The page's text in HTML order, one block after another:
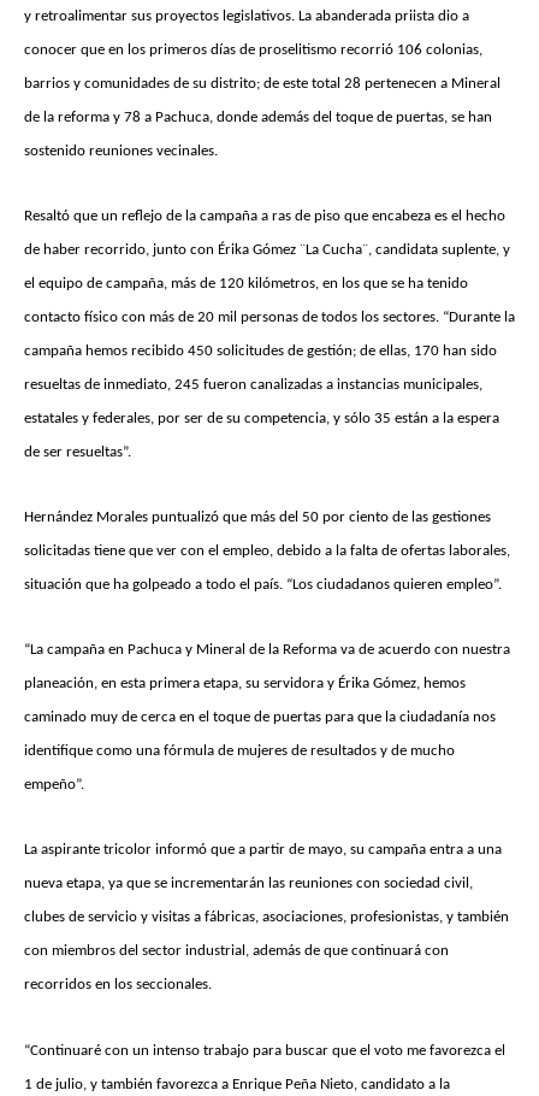
y retroalimentar sus proyectos legislativos. La abanderada priista dio a
conocer que en los primeros días de proselitismo recorrió 106 colonias,
barrios y comunidades de su distrito; de este total 28 pertenecen a Mineral
de la reforma y 78 a Pachuca, donde además del toque de puertas, se han
sostenido reuniones vecinales.
Resaltó que un reflejo de la campaña a ras de piso que encabeza es el hecho
de haber recorrido, junto con Érika Gómez ¨La Cucha¨, candidata suplente, y
el equipo de campaña, más de 120 kilómetros, en los que se ha tenido
contacto físico con más de 20 mil personas de todos los sectores. “Durante la
campaña hemos recibido 450 solicitudes de gestión; de ellas, 170 han sido
resueltas de inmediato, 245 fueron canalizadas a instancias municipales,
estatales y federales, por ser de su competencia, y sólo 35 están a la espera
de ser resueltas”.
Hernández Morales puntualizó que más del 50 por ciento de las gestiones
solicitadas tiene que ver con el empleo, debido a la falta de ofertas laborales,
situación que ha golpeado a todo el país. “Los ciudadanos quieren empleo”.
“La campaña en Pachuca y Mineral de la Reforma va de acuerdo con nuestra
planeación, en esta primera etapa, su servidora y Érika Gómez, hemos
caminado muy de cerca en el toque de puertas para que la ciudadanía nos
identifique como una fórmula de mujeres de resultados y de mucho
empeño”.
La aspirante tricolor informó que a partir de mayo, su campaña entra a una
nueva etapa, ya que se incrementarán las reuniones con sociedad civil,
clubes de servicio y visitas a fábricas, asociaciones, profesionistas, y también
con miembros del sector industrial, además de que continuará con
recorridos en los seccionales.
“Continuaré con un intenso trabajo para buscar que el voto me favorezca el
1 de julio, y también favorezca a Enrique Peña Nieto, candidato a la